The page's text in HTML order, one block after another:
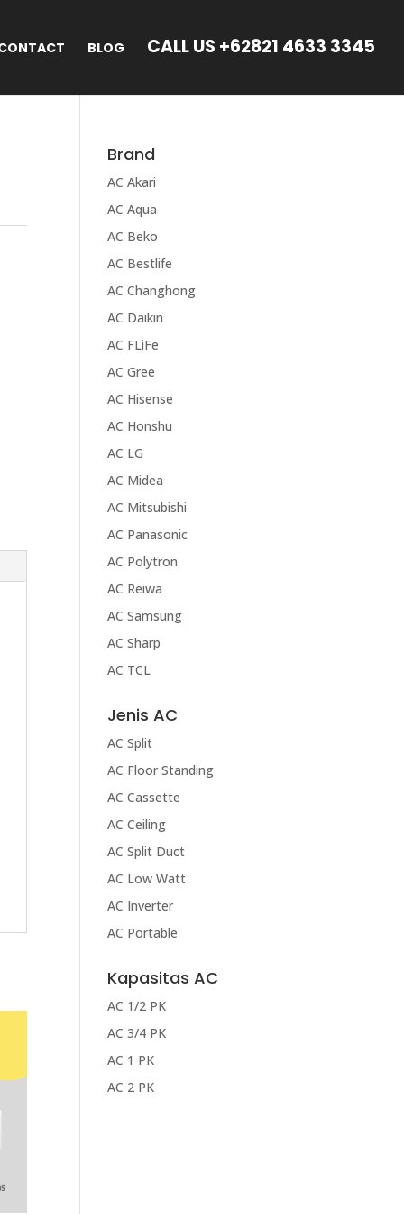
BLOG CALL US +62821 4633 3345
Brand
AC Akari
AC Aqua
AC Beko
AC Bestlife
AC Changhong
AC Daikin
AC FLiFe
AC Gree
AC Hisense
AC Honshu
AC LG
AC Midea
AC Mitsubishi
AC Panasonic
AC Polytron
AC Reiwa
AC Samsung
AC Sharp
AC TCL
Jenis AC
AC Split
AC Floor Standing
AC Cassette
AC Ceiling
AC Split Duct
AC Low Watt
AC Inverter
AC Portable
Kapasitas AC
AC 1/2 PK
AC 3/4 PK
AC 1 PK
AC 2 PK